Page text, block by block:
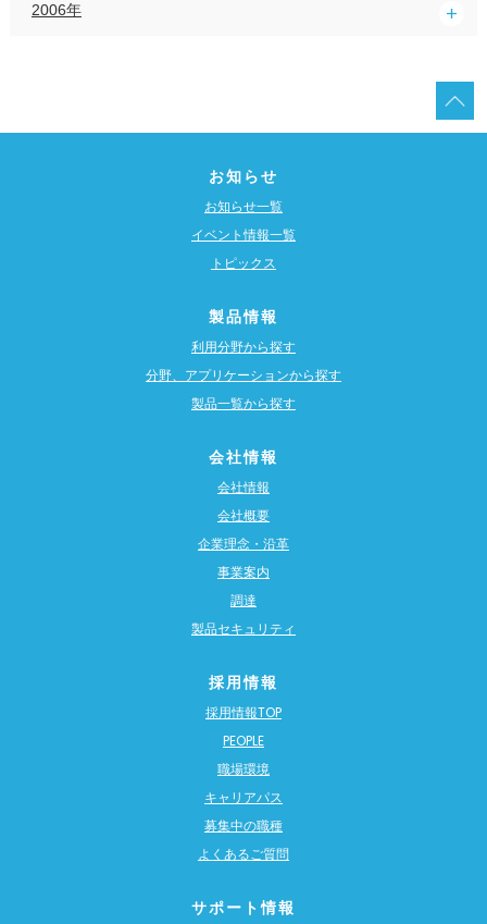
2006年
お知らせ
お知らせ一覧
イベント情報一覧
トピックス
製品情報
利用分野から探す
分野、アプリケーションから探す
製品一覧から探す
会社情報
会社情報
会社概要
企業理念・沿革
事業案内
調達
製品セキュリティ
採用情報
採用情報TOP
PEOPLE
職場環境
キャリアパス
募集中の職種
よくあるご質問
サポート情報